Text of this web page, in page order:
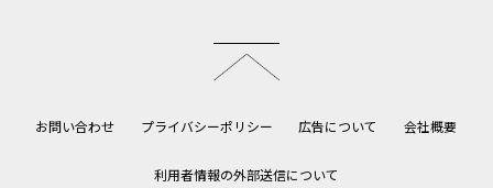
お問い合わせ プライバシーポリシー 広告について 会社概要
利用者情報の外部送信について